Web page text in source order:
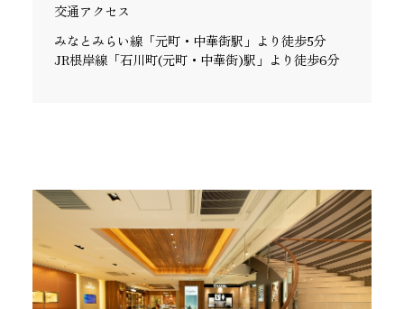
交通アクセス
みなとみらい線「元町・中華街駅」より徒歩5分
JR根岸線「石川町(元町・中華街)駅」より徒歩6分